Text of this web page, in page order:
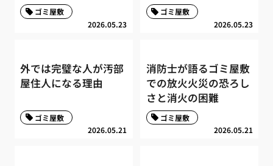
2026.05.23
ゴミ屋敷
2026.05.23
ゴミ屋敷
外では完璧な人が汚部
屋住人になる理由
2026.05.21
ゴミ屋敷
消防士が語るゴミ屋敷
での放火火災の恐ろし
さと消火の困難
2026.05.21
ゴミ屋敷